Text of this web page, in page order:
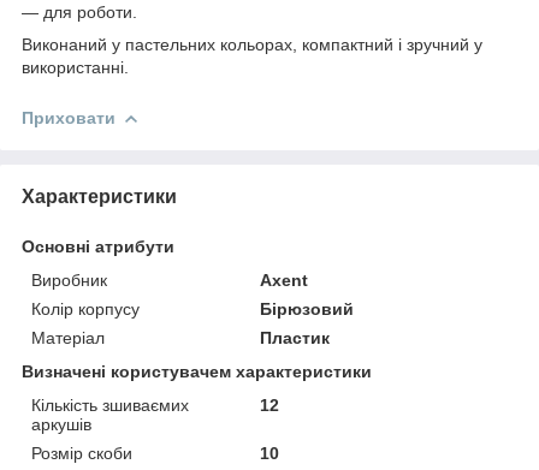
— для роботи.
Виконаний у пастельних кольорах, компактний і зручний у
використанні.
Приховати
Характеристики
Основні атрибути
Виробник
Axent
Колір корпусу
Бірюзовий
Матеріал
Пластик
Визначені користувачем характеристики
Кількість зшиваємих
аркушів
12
Розмір скоби
10